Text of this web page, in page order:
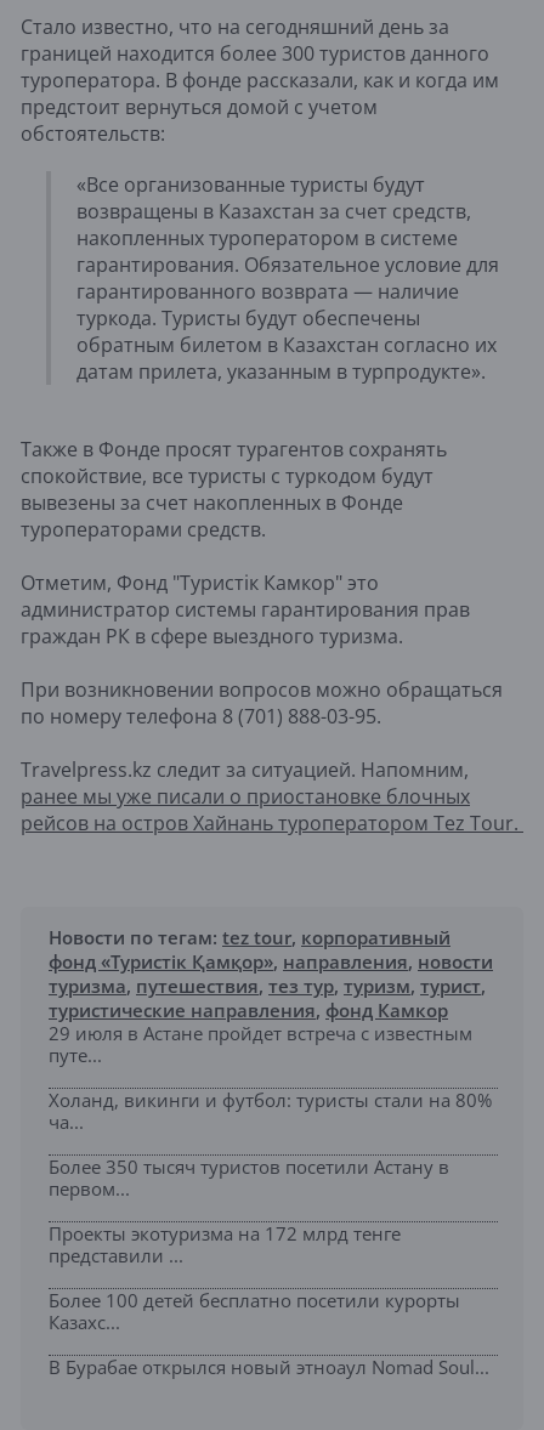
Стало известно, что на сегодняшний день за
границей находится более 300 туристов данного
туроператора. В фонде рассказали, как и когда им
предстоит вернуться домой с учетом
обстоятельств:
«Все организованные туристы будут
возвращены в Казахстан за счет средств,
накопленных туроператором в системе
гарантирования. Обязательное условие для
гарантированного возврата — наличие
туркода. Туристы будут обеспечены
обратным билетом в Казахстан согласно их
датам прилета, указанным в турпродукте».
Также в Фонде просят турагентов сохранять
спокойствие, все туристы с туркодом будут
вывезены за счет накопленных в Фонде
туроператорами средств.
Отметим, Фонд "Туристік Камкор" это
администратор системы гарантирования прав
граждан РК в сфере выездного туризма.
При возникновении вопросов можно обращаться
по номеру телефона 8 (701) 888-03-95.
Travelpress.kz следит за ситуацией. Напомним,
ранее мы уже писали о приостановке блочных
рейсов на остров Хайнань туроператором Tez Tour.
Новости по тегам: tez tour, корпоративный
фонд «Туристік Қамқор», направления, новости
туризма, путешествия, тез тур, туризм, турист,
туристические направления, фонд Камкор
29 июля в Астане пройдет встреча с известным
путе...
Холанд, викинги и футбол: туристы стали на 80%
ча...
Более 350 тысяч туристов посетили Астану в
первом...
Проекты экотуризма на 172 млрд тенге
представили ...
Более 100 детей бесплатно посетили курорты
Казахс...
В Бурабае открылся новый этноаул Nomad Soul...